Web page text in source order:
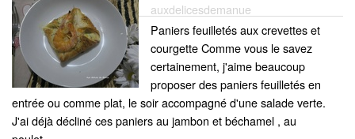
auxdelicesdemanue
Paniers feuilletés aux crevettes et
courgette Comme vous le savez
certainement, j'aime beaucoup
proposer des paniers feuilletés en
entrée ou comme plat, le soir accompagné d'une salade verte.
J'ai déjà décliné ces paniers au jambon et béchamel , au